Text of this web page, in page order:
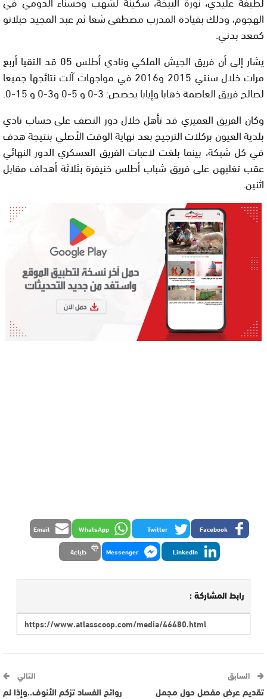
الهجوم، وذلك بقيادة المدرب مصطفى شعا ثم عبد المجيد حبلاتو
كمعد بدني.
يشار إلى أن فريق الجيش الملكي ونادي أطلس 05 قد التقيا أربع
مرات خلال سنتي 2015 و2016 في مواجهات آلت نتائجها جميعا
لصالح فريق العاصمة ذهابا وإيابا بحصص: 3-0 و 5-0 و3-0 و 15-0.
وكان الفريق العميري قد تأهل خلال دور النصف على حساب نادي
بلدية العيون بركلات الترجيح بعد نهاية الوقت الأصلي بنتيجة هدف
في كل شبكة، بينما بلغت لاعبات الفريق العسكري الدور النهائي
عقب تغلبهن على فريق شباب أطلس خنيفرة بثلاثة أهداف مقابل
اثنين.
Facebook
Twitter
WhatsApp
Email
LinkedIn
Messenger طباعة
رابط المشاركة :
السابق
تقديم عرض مفصل حول مجمل
التالي
روائح الفساد تزكم الأنوف..وإذا لم